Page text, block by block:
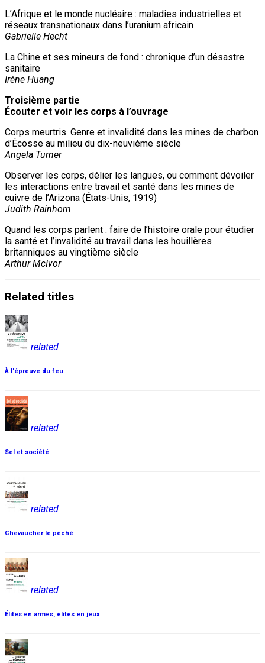
L’Afrique et le monde nucléaire : maladies industrielles et
réseaux transnationaux dans l’uranium africain
Gabrielle Hecht
La Chine et ses mineurs de fond : chronique d’un désastre
sanitaire
Irène Huang
Troisième partie
Écouter et voir les corps à l’ouvrage
Corps meurtris. Genre et invalidité dans les mines de charbon
d’Écosse au milieu du dix-neuvième siècle
Angela Turner
Observer les corps, délier les langues, ou comment dévoiler
les interactions entre travail et santé dans les mines de
cuivre de l’Arizona (États-Unis, 1919)
Judith Rainhorn
Quand les corps parlent : faire de l’histoire orale pour étudier
la santé et l’invalidité au travail dans les houillères
britanniques au vingtième siècle
Arthur McIvor
Related titles
related
À l'épreuve du feu
related
Sel et société
related
Chevaucher le péché
related
Élites en armes, élites en jeux